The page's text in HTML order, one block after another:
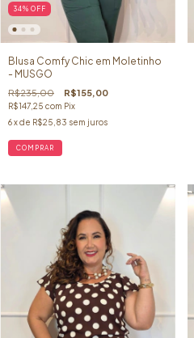
34% OFF
Blusa Comfy Chic em Moletinho
- MUSGO
R$235,00 R$155,00
R$147,25 com Pix
6x de R$25,83 sem juros
COMPRAR